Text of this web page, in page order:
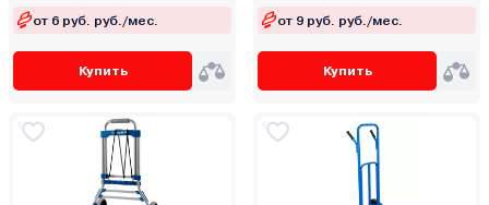
от 6 руб. руб./мес.
Купить
от 9 руб. руб./мес.
Купить